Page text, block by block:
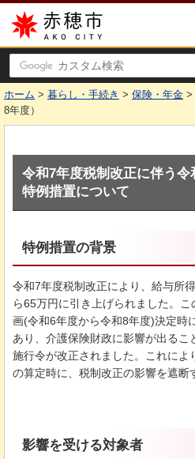
赤穂市
ホーム > 暮らし・手続き > 保険・年金 >
8年度）
令和7年度税制改正に伴う
特例措置について
特例措置の背景
令和7年度税制改正により、給与所
ら65万円に引き上げられました。
画(令和6年度から令和8年度)決定時
あり、介護保険財政に影響が出る
施行令が改正されました。これに
の算定時に、税制改正の影響を遮断
影響を受ける対象者